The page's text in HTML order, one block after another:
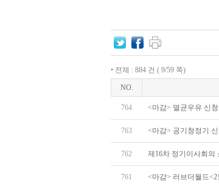
• 전체 : 884 건 ( 9/59 쪽)
NO.
764 <마감> 멸균우유 신
763 <마감> 공기청정기
762 제16차 정기이사회의
761 <마감> 러브더월드